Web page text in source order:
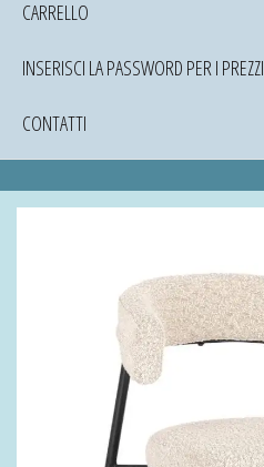
CARRELLO
INSERISCI LA PASSWORD PER I PREZZI
CONTATTI